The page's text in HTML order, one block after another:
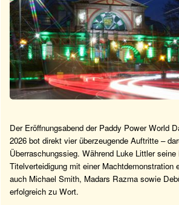
Der Eröffnungsabend der Paddy Power World
2026 bot direkt vier überzeugende Auftritte –
Überraschungssieg. Während Luke Littler
Titelverteidigung mit einer Machtdemonstration
auch Michael Smith, Madars Razma sowie
erfolgreich zu Wort.